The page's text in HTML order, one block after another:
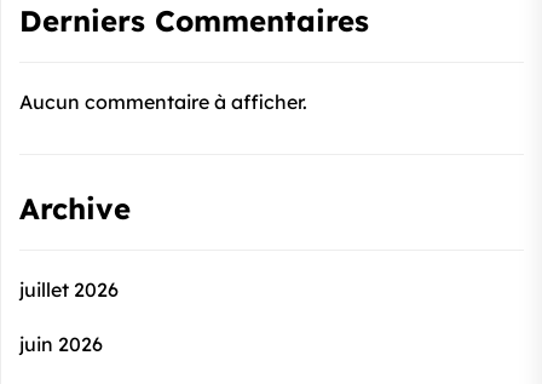
Derniers Commentaires
Aucun commentaire à afficher.
Archive
juillet 2026
juin 2026